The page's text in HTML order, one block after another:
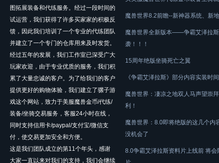
图拓展装备和代练服务。经过一段时间的
试运营，我们获得了许多买家家的积极反
馈，因此我们培训了一个专业的代练团队
并建立了一个专门的仓库用来及时发货。
经过五年的发展，我们工作室已深受广大
玩家欢迎，由于专业优质的服务，我们积
累了大量忠诚的客户。为了给我们的客户
提供更好的购物体验，我们建立了骡子游
戏这个网站，致力于美服魔兽金币/代练/
装备/坐骑交易服务，客服24小时在线，
同时支持信用卡/paypal/支付宝/微信支
付，使交易更加安全和方便。
这是我们团队成立的第11个年头，感谢
大家一直以来对我们的支持，我们会继续
魔兽世界8.2前瞻--新神器系统、新
魔兽世界全新版本——争霸艾泽拉
袭！！！
15周年绝版坐骑死亡之翼
《争霸艾泽拉斯》部分内容实装时
魔兽世界：凄凉之地双人马声望崇
利！
魔兽世界：8.0即将绝版的这几个内
没机会了
8.0争霸艾泽拉斯资料片上线前 将会